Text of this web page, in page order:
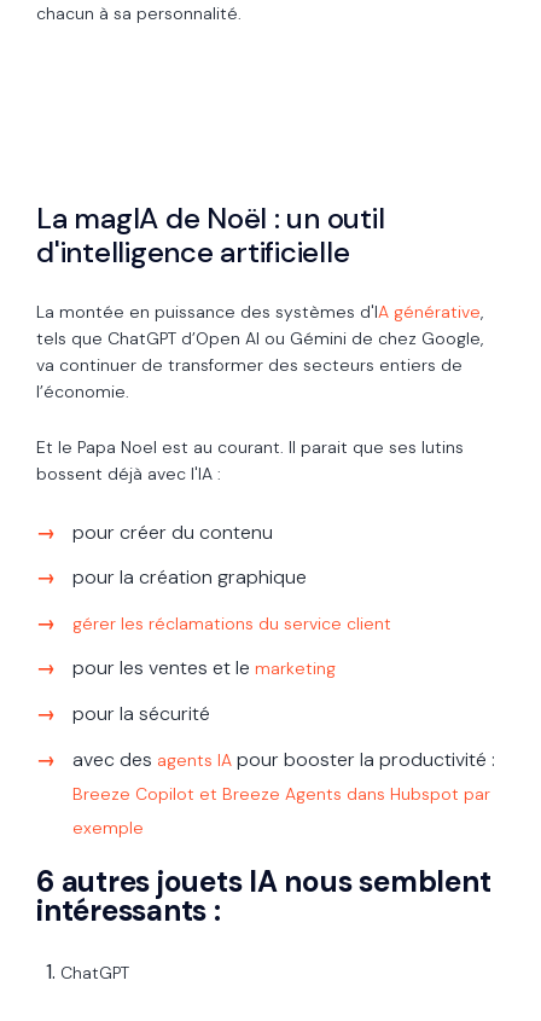
chacun à sa personnalité.
La magIA de Noël : un outil
d'intelligence artificielle
La montée en puissance des systèmes d'IA générative,
tels que ChatGPT d’Open AI ou Gémini de chez Google,
va continuer de transformer des secteurs entiers de
l’économie.
Et le Papa Noel est au courant. Il parait que ses lutins
bossent déjà avec l'IA :
pour créer du contenu
pour la création graphique
gérer les réclamations du service client
pour les ventes et le marketing
pour la sécurité
avec des agents IA pour booster la productivité :
Breeze Copilot et Breeze Agents dans Hubspot par
exemple
6 autres jouets IA nous semblent
intéressants :
ChatGPT